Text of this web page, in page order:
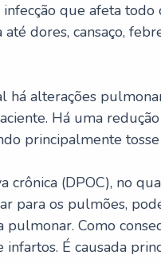
que afeta todo
dores, cansaço,
há alterações
Há uma
principalmente
crônica (DPOC), no
para os pulmões,
Como
infartos. É causada